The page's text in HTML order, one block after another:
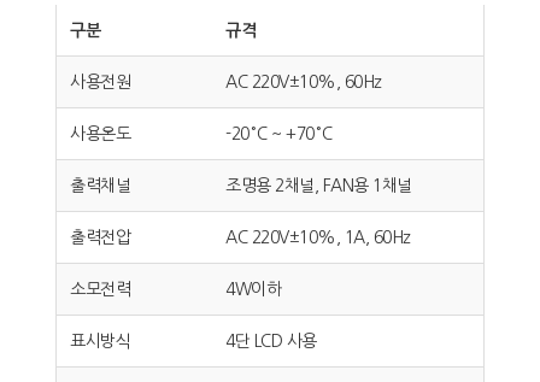
구분 규격
사용전원 AC 220V±10%, 60Hz
사용온도 -20°C ~ +70°C
출력채널 조명용 2채널, FAN용 1채널
출력전압 AC 220V±10%, 1A, 60Hz
소모전력 4W이하
표시방식 4단 LCD 사용